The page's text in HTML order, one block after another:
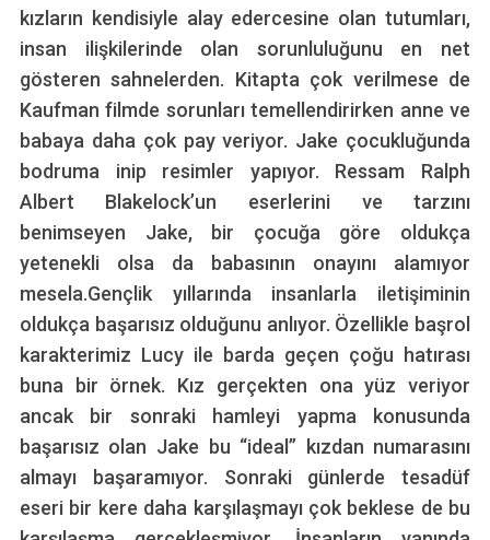
kızların kendisiyle alay edercesine olan tutumları,
insan ilişkilerinde olan sorunluluğunu en net
gösteren sahnelerden. Kitapta çok verilmese de
Kaufman filmde sorunları temellendirirken anne ve
babaya daha çok pay veriyor. Jake çocukluğunda
bodruma inip resimler yapıyor. Ressam Ralph
Albert Blakelock’un eserlerini ve tarzını
benimseyen Jake, bir çocuğa göre oldukça
yetenekli olsa da babasının onayını alamıyor
mesela.Gençlik yıllarında insanlarla iletişiminin
oldukça başarısız olduğunu anlıyor. Özellikle başrol
karakterimiz Lucy ile barda geçen çoğu hatırası
buna bir örnek. Kız gerçekten ona yüz veriyor
ancak bir sonraki hamleyi yapma konusunda
başarısız olan Jake bu “ideal” kızdan numarasını
almayı başaramıyor. Sonraki günlerde tesadüf
eseri bir kere daha karşılaşmayı çok beklese de bu